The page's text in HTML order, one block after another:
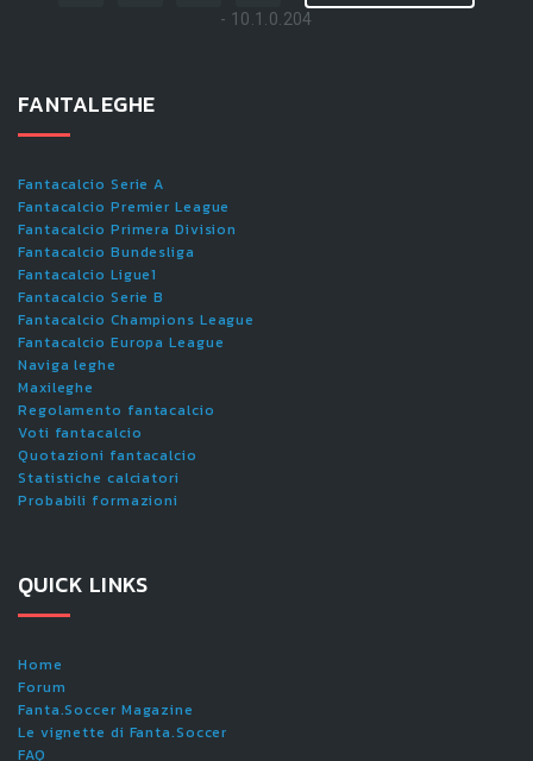
- 10.1.0.204
FANTALEGHE
Fantacalcio Serie A
Fantacalcio Premier League
Fantacalcio Primera Division
Fantacalcio Bundesliga
Fantacalcio Ligue1
Fantacalcio Serie B
Fantacalcio Champions League
Fantacalcio Europa League
Naviga leghe
Maxileghe
Regolamento fantacalcio
Voti fantacalcio
Quotazioni fantacalcio
Statistiche calciatori
Probabili formazioni
QUICK LINKS
Home
Forum
Fanta.Soccer Magazine
Le vignette di Fanta.Soccer
FAQ